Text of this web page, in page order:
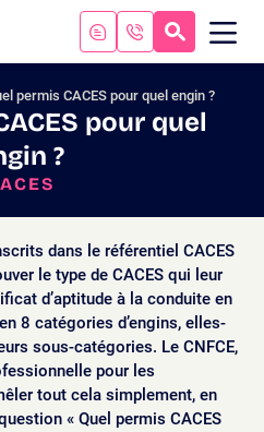
permis CACES pour quel engin ?
pour quel
?
dans le référentiel CACES
le type de CACES qui leur
d’aptitude à la conduite en
8 catégories d’engins, elles-
sous-catégories. Le CNFCE,
pour les
tout cela simplement, en
« Quel permis CACES